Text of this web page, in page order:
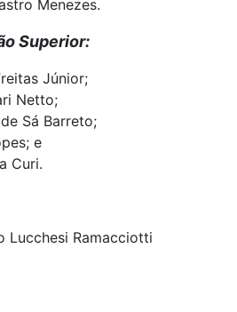
Menezes.
Superior:
Júnior;
Netto;
Sá Barreto;
e
Curi.
Lucchesi Ramacciotti